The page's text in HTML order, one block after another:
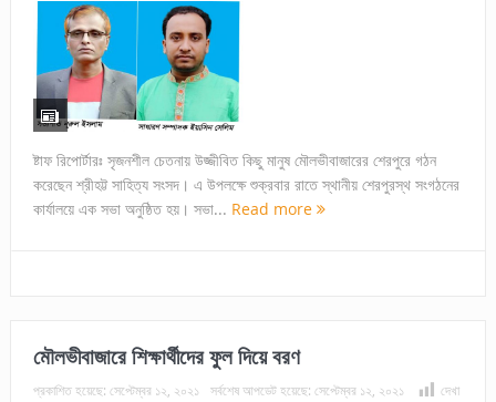
ষ্টাফ রিপোর্টারঃ সৃজনশীল চেতনায় উজ্জীবিত কিছু মানুষ মৌলভীবাজারের শেরপুরে গঠন
করেছেন শ্রীহট্ট সাহিত্য সংসদ। এ উপলক্ষে শুক্রবার রাতে স্থানীয় শেরপুরস্থ সংগঠনের
কার্যালয়ে এক সভা অনুষ্ঠিত হয়। সভা... Read more
মৌলভীবাজারে শিক্ষার্থীদের ফুল দিয়ে বরণ
প্রকাশিত হয়েছে: সেপ্টেম্বর ১২, ২০২১ সর্বশেষ আপডেট হয়েছে: সেপ্টেম্বর ১২, ২০২১
দেখা